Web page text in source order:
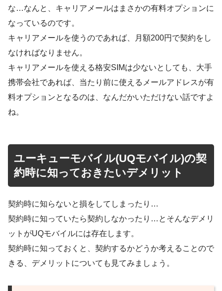
な…なんと、キャリアメールはまさかの有料オプションに
なっているのです。
キャリアメールを使うのであれば、月額200円で契約をし
なければなりません。
キャリアメールを使える格安SIMは少ないとしても、大手
携帯会社であれば、当たり前に使えるメールアドレスが有
料オプションとなるのは、なんだかいただけない話ですよ
ね。
ユーキューモバイル(UQモバイル)の契
約時に知っておきたいデメリット
契約時に知らないと損をしてしまったり…
契約時に知っていたら契約しなかったり…とそんなデメリ
ットがUQモバイルには存在します。
契約時に知っておくと、契約するかどうか考えることので
きる、デメリットについても見てみましょう。